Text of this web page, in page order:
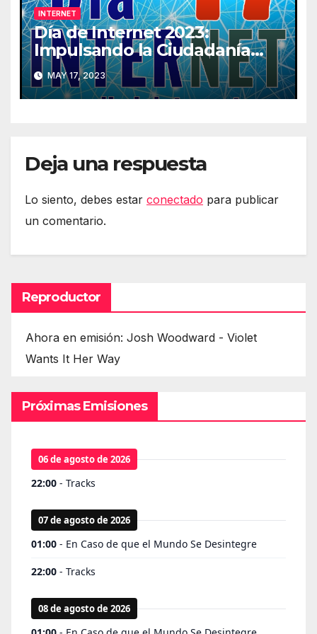
INTERNET
Día de Internet 2023:
Impulsando la Ciudadanía
Digital
MAY 17, 2023
Deja una respuesta
Lo siento, debes estar conectado para publicar
un comentario.
Reproductor
Ahora en emisión: Josh Woodward - Violet
Wants It Her Way
Próximas Emisiones